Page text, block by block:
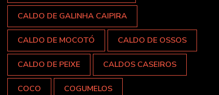
CALDO DE GALINHA CAIPIRA
CALDO DE MOCOTÓ CALDO DE OSSOS
CALDO DE PEIXE CALDOS CASEIROS
COCO COGUMELOS